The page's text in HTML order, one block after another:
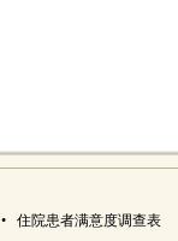
• 住院患者满意度调查表